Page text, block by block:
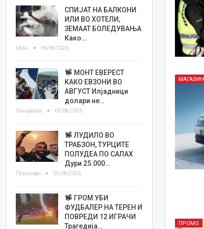
МАГАЗИН
ПРОМО
СПИЈАТ НА БАЛКОНИ
ИЛИ ВО ХОТЕЛИ,
ЗЕМААТ БОЛЕДУВАЊА
Како…
МИА 06/08/2026
МОНТ ЕВЕРЕСТ
КАКО ЕВЗОНИ ВО
АВГУСТ Илјадници
долари не…
Панорама 05/08/2026
ЛУДИЛО ВО
ТРАБЗОН, ТУРЦИТЕ
ПОЛУДЕА ПО САЛАХ
Дури 25.000…
Плусинфо 05/08/2026
ГРОМ УБИ
ФУДБАЛЕР НА ТЕРЕН И
ПОВРЕДИ 12 ИГРАЧИ
Трагедија…